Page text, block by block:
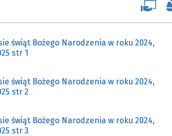
świąt Bożego Narodzenia w roku 2024,
str 1
świąt Bożego Narodzenia w roku 2024,
str 2
świąt Bożego Narodzenia w roku 2024,
str 3